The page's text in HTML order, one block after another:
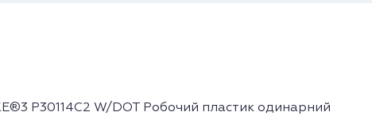
P30114C2 W/DOT Робочий пластик одинарний